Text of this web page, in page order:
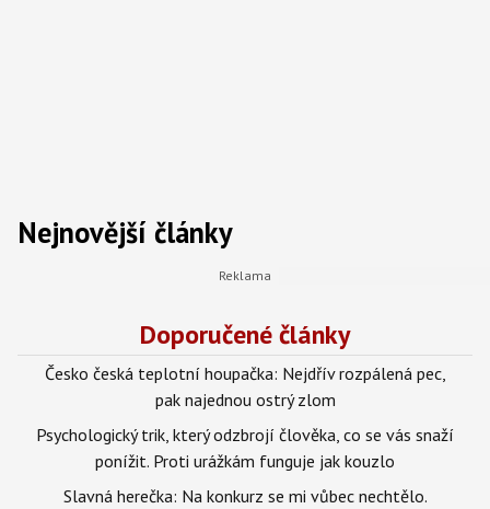
Nejnovější články
Doporučené články
Česko česká teplotní houpačka: Nejdřív rozpálená pec,
pak najednou ostrý zlom
Psychologický trik, který odzbrojí člověka, co se vás snaží
ponížit. Proti urážkám funguje jak kouzlo
Slavná herečka: Na konkurz se mi vůbec nechtělo.